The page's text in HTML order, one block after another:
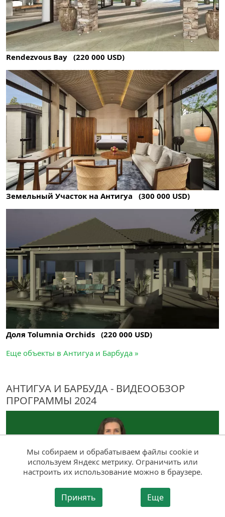
Rendezvous Bay (220 000 USD)
Земельный Участок на Антигуа (300 000 USD)
Доля Tolumnia Orchids (220 000 USD)
Еще объекты в Антигуа и Барбуда »
АНТИГУА И БАРБУДА - ВИДЕООБЗОР
ПРОГРАММЫ 2024
Мы собираем и обрабатываем файлы cookie и
используем Яндекс метрику. Ограничить или
настроить их использование можно в браузере.
Принять Еще